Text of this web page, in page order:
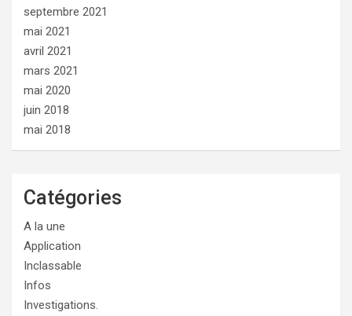
septembre 2021
mai 2021
avril 2021
mars 2021
mai 2020
juin 2018
mai 2018
Catégories
A la une
Application
Inclassable
Infos
Investigations.